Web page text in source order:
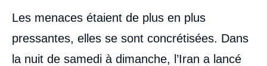
Contenu
intervention
médiatique
Les menaces étaient de plus en plus
pressantes, elles se sont concrétisées. Dans
la nuit de samedi à dimanche, l’Iran a lancé